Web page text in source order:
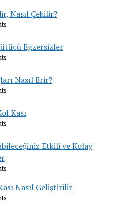
Nasıl Çekilir?
Egzersizler
Nasıl Erir?
Kası
Etkili ve Kolay
Nasıl Geliştirilir